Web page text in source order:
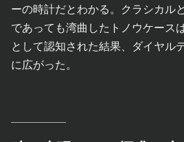
ーの時計だとわかる。クラシカル
であっても湾曲したトノウケース
として認知された結果、ダイヤル
に広がった。